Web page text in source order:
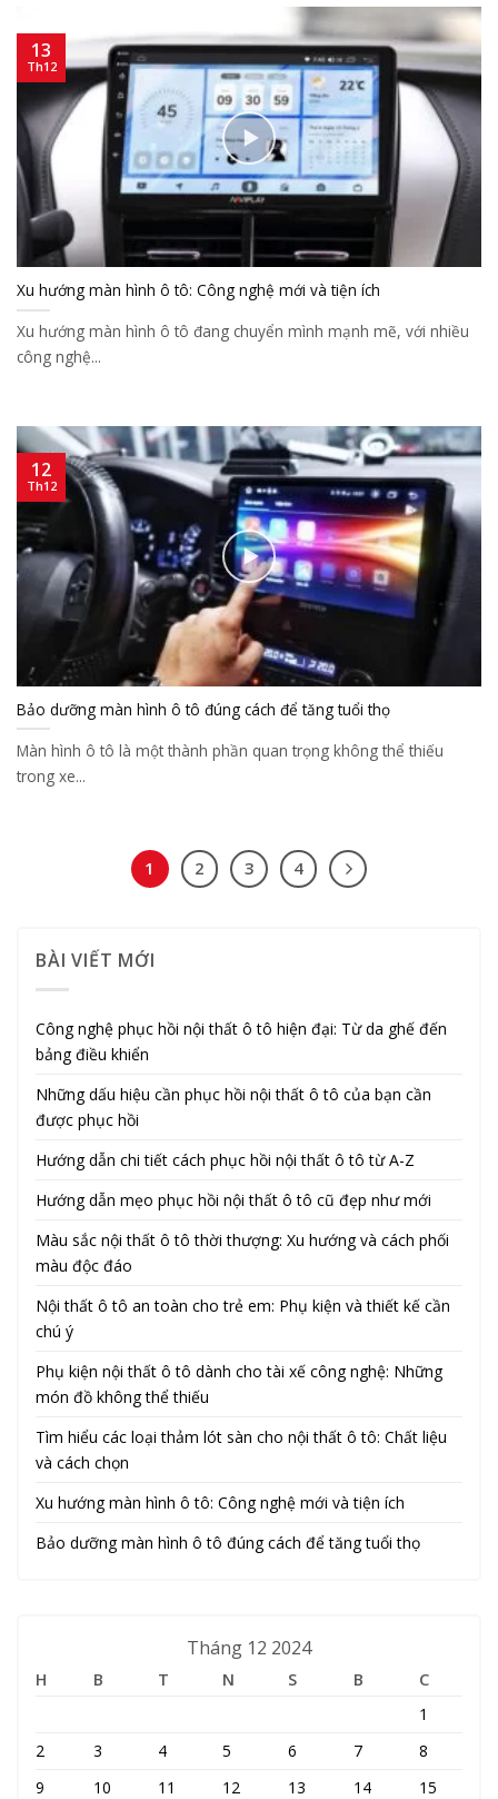
BÀI VIẾT MỚI
Công nghệ phục hồi nội thất ô tô hiện đại: Từ da ghế đến
bảng điều khiển
Những dấu hiệu cần phục hồi nội thất ô tô của bạn cần
được phục hồi
Hướng dẫn chi tiết cách phục hồi nội thất ô tô từ A-Z
Hướng dẫn mẹo phục hồi nội thất ô tô cũ đẹp như mới
Màu sắc nội thất ô tô thời thượng: Xu hướng và cách phối
màu độc đáo
Nội thất ô tô an toàn cho trẻ em: Phụ kiện và thiết kế cần
chú ý
Phụ kiện nội thất ô tô dành cho tài xế công nghệ: Những
món đồ không thể thiếu
Tìm hiểu các loại thảm lót sàn cho nội thất ô tô: Chất liệu
và cách chọn
Xu hướng màn hình ô tô: Công nghệ mới và tiện ích
Bảo dưỡng màn hình ô tô đúng cách để tăng tuổi thọ
Tháng 12 2024
H B T N S B
C
1
2
3 4 5 6 7
8
9
10 11 12 13 14
15
Xu hướng màn hình ô tô: Công nghệ mới và tiện ích
Xu hướng màn hình ô tô đang chuyển mình mạnh mẽ, với nhiều
công nghệ...
13
Th12
Bảo dưỡng màn hình ô tô đúng cách để tăng tuổi thọ
Màn hình ô tô là một thành phần quan trọng không thể thiếu
trong xe...
12
Th12
1 2 3 4